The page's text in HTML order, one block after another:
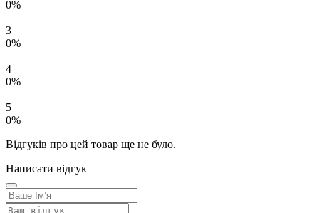
0%
3
0%
4
0%
5
0%
Відгуків про цей товар ще не було.
Написати відгук